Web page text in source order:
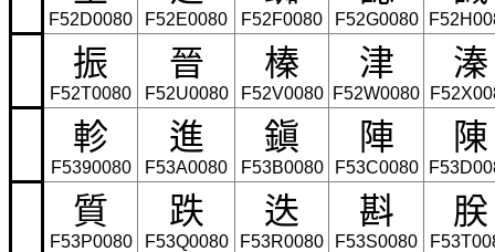
F52D0080 F52E0080 F52F0080 F52G0080
振
F52T0080
晉
F52U0080
榛
F52V0080
津
F52W0080
溱
軫
F5390080
進
F53A0080
鎭
F53B0080
陣
F53C0080
陳
質
F53P0080
跌
F53Q0080
迭
F53R0080
斟
F53S0080
朕